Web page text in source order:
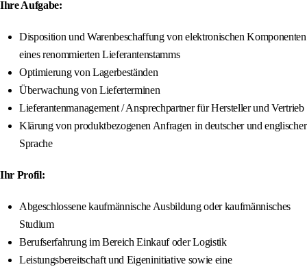
Ihre Aufgabe:
Disposition und Warenbeschaffung von elektronischen Komponenten
eines renommierten Lieferantenstamms
Optimierung von Lagerbeständen
Überwachung von Lieferterminen
Lieferantenmanagement / Ansprechpartner für Hersteller und Vertrieb
Klärung von produktbezogenen Anfragen in deutscher und englischer
Sprache
Ihr Profil:
Abgeschlossene kaufmännische Ausbildung oder kaufmännisches
Studium
Berufserfahrung im Bereich Einkauf oder Logistik
Leistungsbereitschaft und Eigeninitiative sowie eine